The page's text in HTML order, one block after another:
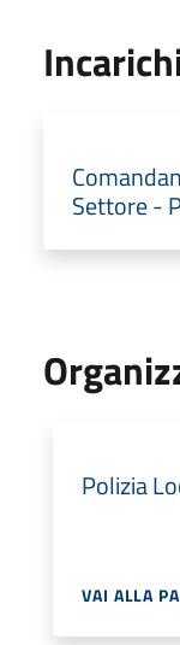
Settore -
Polizia
VAI ALLA